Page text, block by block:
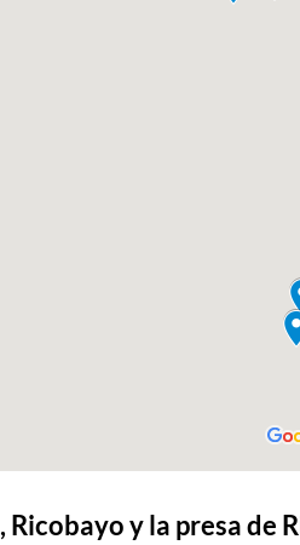
Ricobayo y la presa de